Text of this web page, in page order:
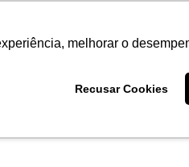
melhorar o
Recusar Cookies
de